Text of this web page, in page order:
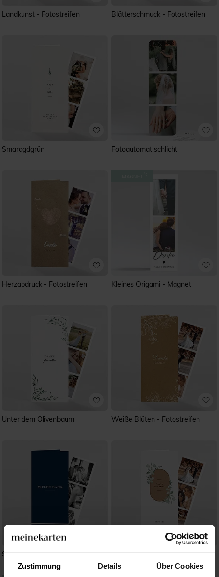
Zustimmung Details Über Cookies
Landkunst - Fotostreifen Blätterschmuck - Fotostreifen
Smaragdgrün Fotoautomat schlicht
Herzabdruck - Fotostreifen Kleines Origami - Magnet
Unter dem Olivenbaum Weiße Blüten - Fotostreifen
Schick in Blau - Fotostreifen